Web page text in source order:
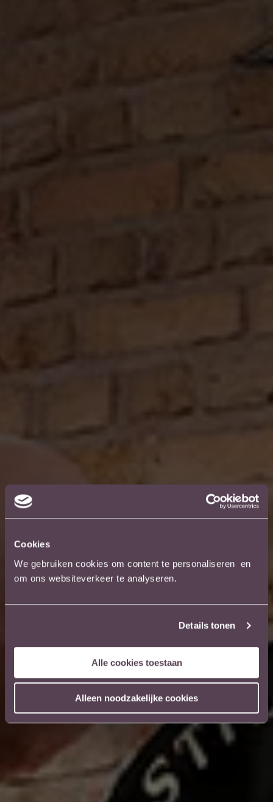
Cookies
We gebruiken cookies om content te personaliseren en
om ons websiteverkeer te analyseren.
Details tonen
Alle cookies toestaan
Alleen noodzakelijke cookies